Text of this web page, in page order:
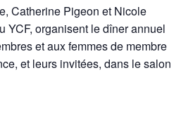
Catherine Pigeon et Nicole
YCF, organisent le dîner annuel
et aux femmes de membre
et leurs invitées, dans le salon